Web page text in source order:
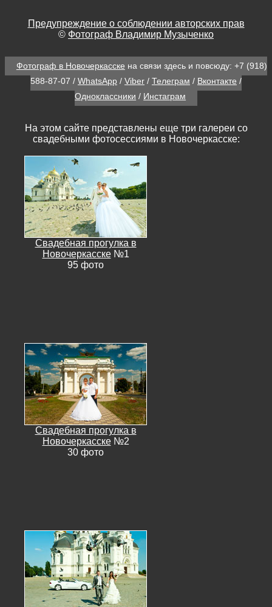
Предупреждение о соблюдении авторских прав
© Фотограф Владимир Музыченко
Фотограф в Новочеркасске на связи здесь и повсюду: +7 (918)
588-87-07 / WhatsApp / Viber / Телеграм / Вконтакте /
Одноклассники / Инстаграм
На этом сайте представлены еще три галереи со
свадебными фотосессиями в Новочеркасске:
Свадебная прогулка в
Новочеркасске№1
95 фото
Свадебная прогулка в
Новочеркасске№2
30 фото